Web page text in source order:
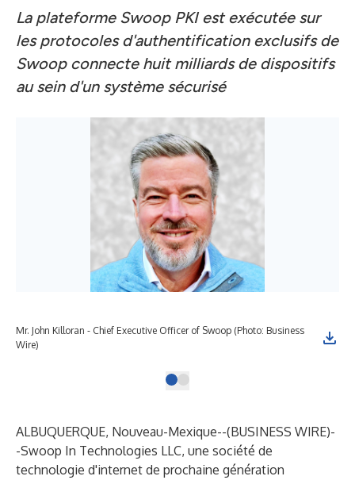
La plateforme Swoop PKI est exécutée sur
les protocoles d'authentification exclusifs de
Swoop connecte huit milliards de dispositifs
au sein d'un système sécurisé
Mr. John Killoran - Chief Executive Officer of Swoop (Photo: Business
Wire)
ALBUQUERQUE, Nouveau-Mexique--(BUSINESS WIRE)-
-Swoop In Technologies LLC, une société de
technologie d'internet de prochaine génération